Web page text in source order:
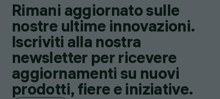
Rimani aggiornato sulle
nostre ultime innovazioni.
Iscriviti alla nostra
newsletter per ricevere
aggiornamenti su nuovi
prodotti, fiere e iniziative.